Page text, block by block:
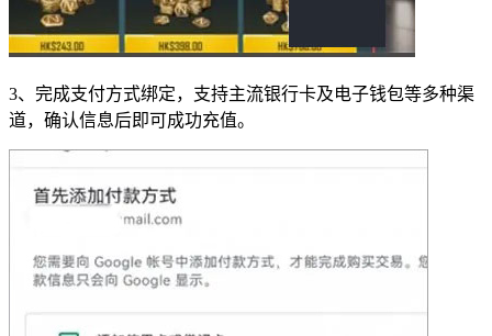
3、完成支付方式绑定，支持主流银行卡及电子钱包等多种渠
道，确认信息后即可成功充值。